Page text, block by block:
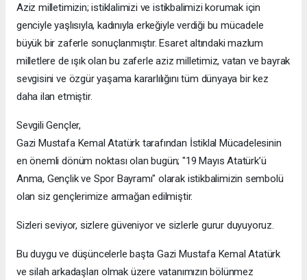
Aziz milletimizin; istiklalimizi ve istikbalimizi korumak için
genciyle yaşlısıyla, kadınıyla erkeğiyle verdiği bu mücadele
büyük bir zaferle sonuçlanmıştır. Esaret altındaki mazlum
milletlere de ışık olan bu zaferle aziz milletimiz, vatan ve bayrak
sevgisini ve özgür yaşama kararlılığını tüm dünyaya bir kez
daha ilan etmiştir.
Sevgili Gençler,
Gazi Mustafa Kemal Atatürk tarafından İstiklal Mücadelesinin
en önemli dönüm noktası olan bugün; "19 Mayıs Atatürk’ü
Anma, Gençlik ve Spor Bayramı" olarak istikbalimizin sembolü
olan siz gençlerimize armağan edilmiştir.
Sizleri seviyor, sizlere güveniyor ve sizlerle gurur duyuyoruz.
Bu duygu ve düşüncelerle başta Gazi Mustafa Kemal Atatürk
ve silah arkadaşları olmak üzere vatanımızın bölünmez